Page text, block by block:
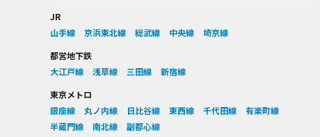
JR
山手線
京浜東北線 総武線 中央線
埼京線
都営地下鉄
大江戸線
浅草線 三田線
新宿線
東京メトロ
銀座線
丸ノ内線 日比谷線 東西線 千代田線
有楽町線
半蔵門線
南北線 副都心線